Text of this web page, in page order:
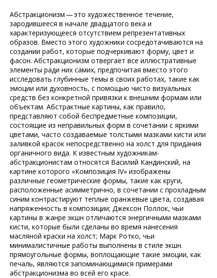
Абстракционизм — это художественное течение,
зародившееся в начале двадцатого века и
характеризующееся отсутствием репрезентативных
образов. Вместо этого художники сосредотачиваются на
создании работ, которые подчеркивают форму, цвет и
фасон. Абстракционизм отвергает все иллюстративные
элементы ради них самих, предпочитая вместо этого
исследовать глубинные темы в своих работах, такие как
эмоции или духовность, с помощью чисто визуальных
средств без конкретной привязки к внешним формам или
объектам. Абстрактные картины, как правило,
представляют собой беспредметные композиции,
состоящие из неправильных форм в сочетании с яркими
цветами, часто создаваемые толстыми мазками кисти или
заливкой красок непосредственно на холст для придания
органичного вида. К известным художникам-
абстракционистам относятся Василий Кандинский, на
картине которого «Композиция IV» изображены
различные геометрические формы, такие как круги,
расположенные асимметрично, в сочетании с прохладным
синим контрастируют теплые оранжевые цвета, создавая
напряженность в композиции; Джексон Поллок, чьи
картины в жанре экшн отличаются энергичными мазками
кисти, которые были сделаны во время нанесения
масляной краски на холст; Марк Ротко, чьи
минималистичные работы выполнены в стиле экшн.
прямоугольные формы, воплощающие такие эмоции, как
печаль, являются запоминающимися примерами
абстракционизма во всей его красе.